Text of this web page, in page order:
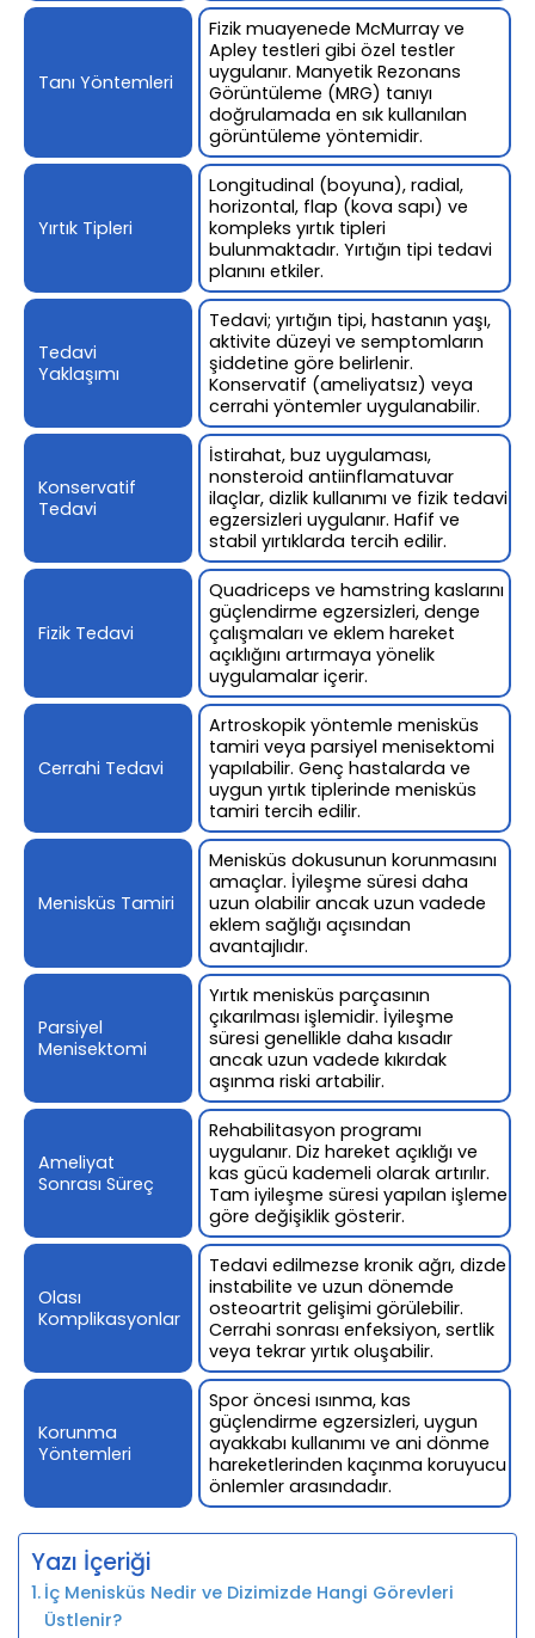
Tanı Yöntemleri
Fizik muayenede McMurray ve
Apley testleri gibi özel testler
uygulanır. Manyetik Rezonans
Görüntüleme (MRG) tanıyı
doğrulamada en sık kullanılan
görüntüleme yöntemidir.
Yırtık Tipleri
Longitudinal (boyuna), radial,
horizontal, flap (kova sapı) ve
kompleks yırtık tipleri
bulunmaktadır. Yırtığın tipi tedavi
planını etkiler.
Tedavi
Yaklaşımı
Tedavi; yırtığın tipi, hastanın yaşı,
aktivite düzeyi ve semptomların
şiddetine göre belirlenir.
Konservatif (ameliyatsız) veya
cerrahi yöntemler uygulanabilir.
Konservatif
Tedavi
İstirahat, buz uygulaması,
nonsteroid antiinflamatuvar
ilaçlar, dizlik kullanımı ve fizik tedavi
egzersizleri uygulanır. Hafif ve
stabil yırtıklarda tercih edilir.
Fizik Tedavi
Quadriceps ve hamstring kaslarını
güçlendirme egzersizleri, denge
çalışmaları ve eklem hareket
açıklığını artırmaya yönelik
uygulamalar içerir.
Cerrahi Tedavi
Artroskopik yöntemle menisküs
tamiri veya parsiyel menisektomi
yapılabilir. Genç hastalarda ve
uygun yırtık tiplerinde menisküs
tamiri tercih edilir.
Menisküs Tamiri
Menisküs dokusunun korunmasını
amaçlar. İyileşme süresi daha
uzun olabilir ancak uzun vadede
eklem sağlığı açısından
avantajlıdır.
Parsiyel
Menisektomi
Yırtık menisküs parçasının
çıkarılması işlemidir. İyileşme
süresi genellikle daha kısadır
ancak uzun vadede kıkırdak
aşınma riski artabilir.
Ameliyat
Sonrası Süreç
Rehabilitasyon programı
uygulanır. Diz hareket açıklığı ve
kas gücü kademeli olarak artırılır.
Tam iyileşme süresi yapılan işleme
göre değişiklik gösterir.
Olası
Komplikasyonlar
Tedavi edilmezse kronik ağrı, dizde
instabilite ve uzun dönemde
osteoartrit gelişimi görülebilir.
Cerrahi sonrası enfeksiyon, sertlik
veya tekrar yırtık oluşabilir.
Korunma
Yöntemleri
Spor öncesi ısınma, kas
güçlendirme egzersizleri, uygun
ayakkabı kullanımı ve ani dönme
hareketlerinden kaçınma koruyucu
önlemler arasındadır.
Yazı İçeriği
İç Menisküs Nedir ve Dizimizde Hangi Görevleri
Üstlenir?